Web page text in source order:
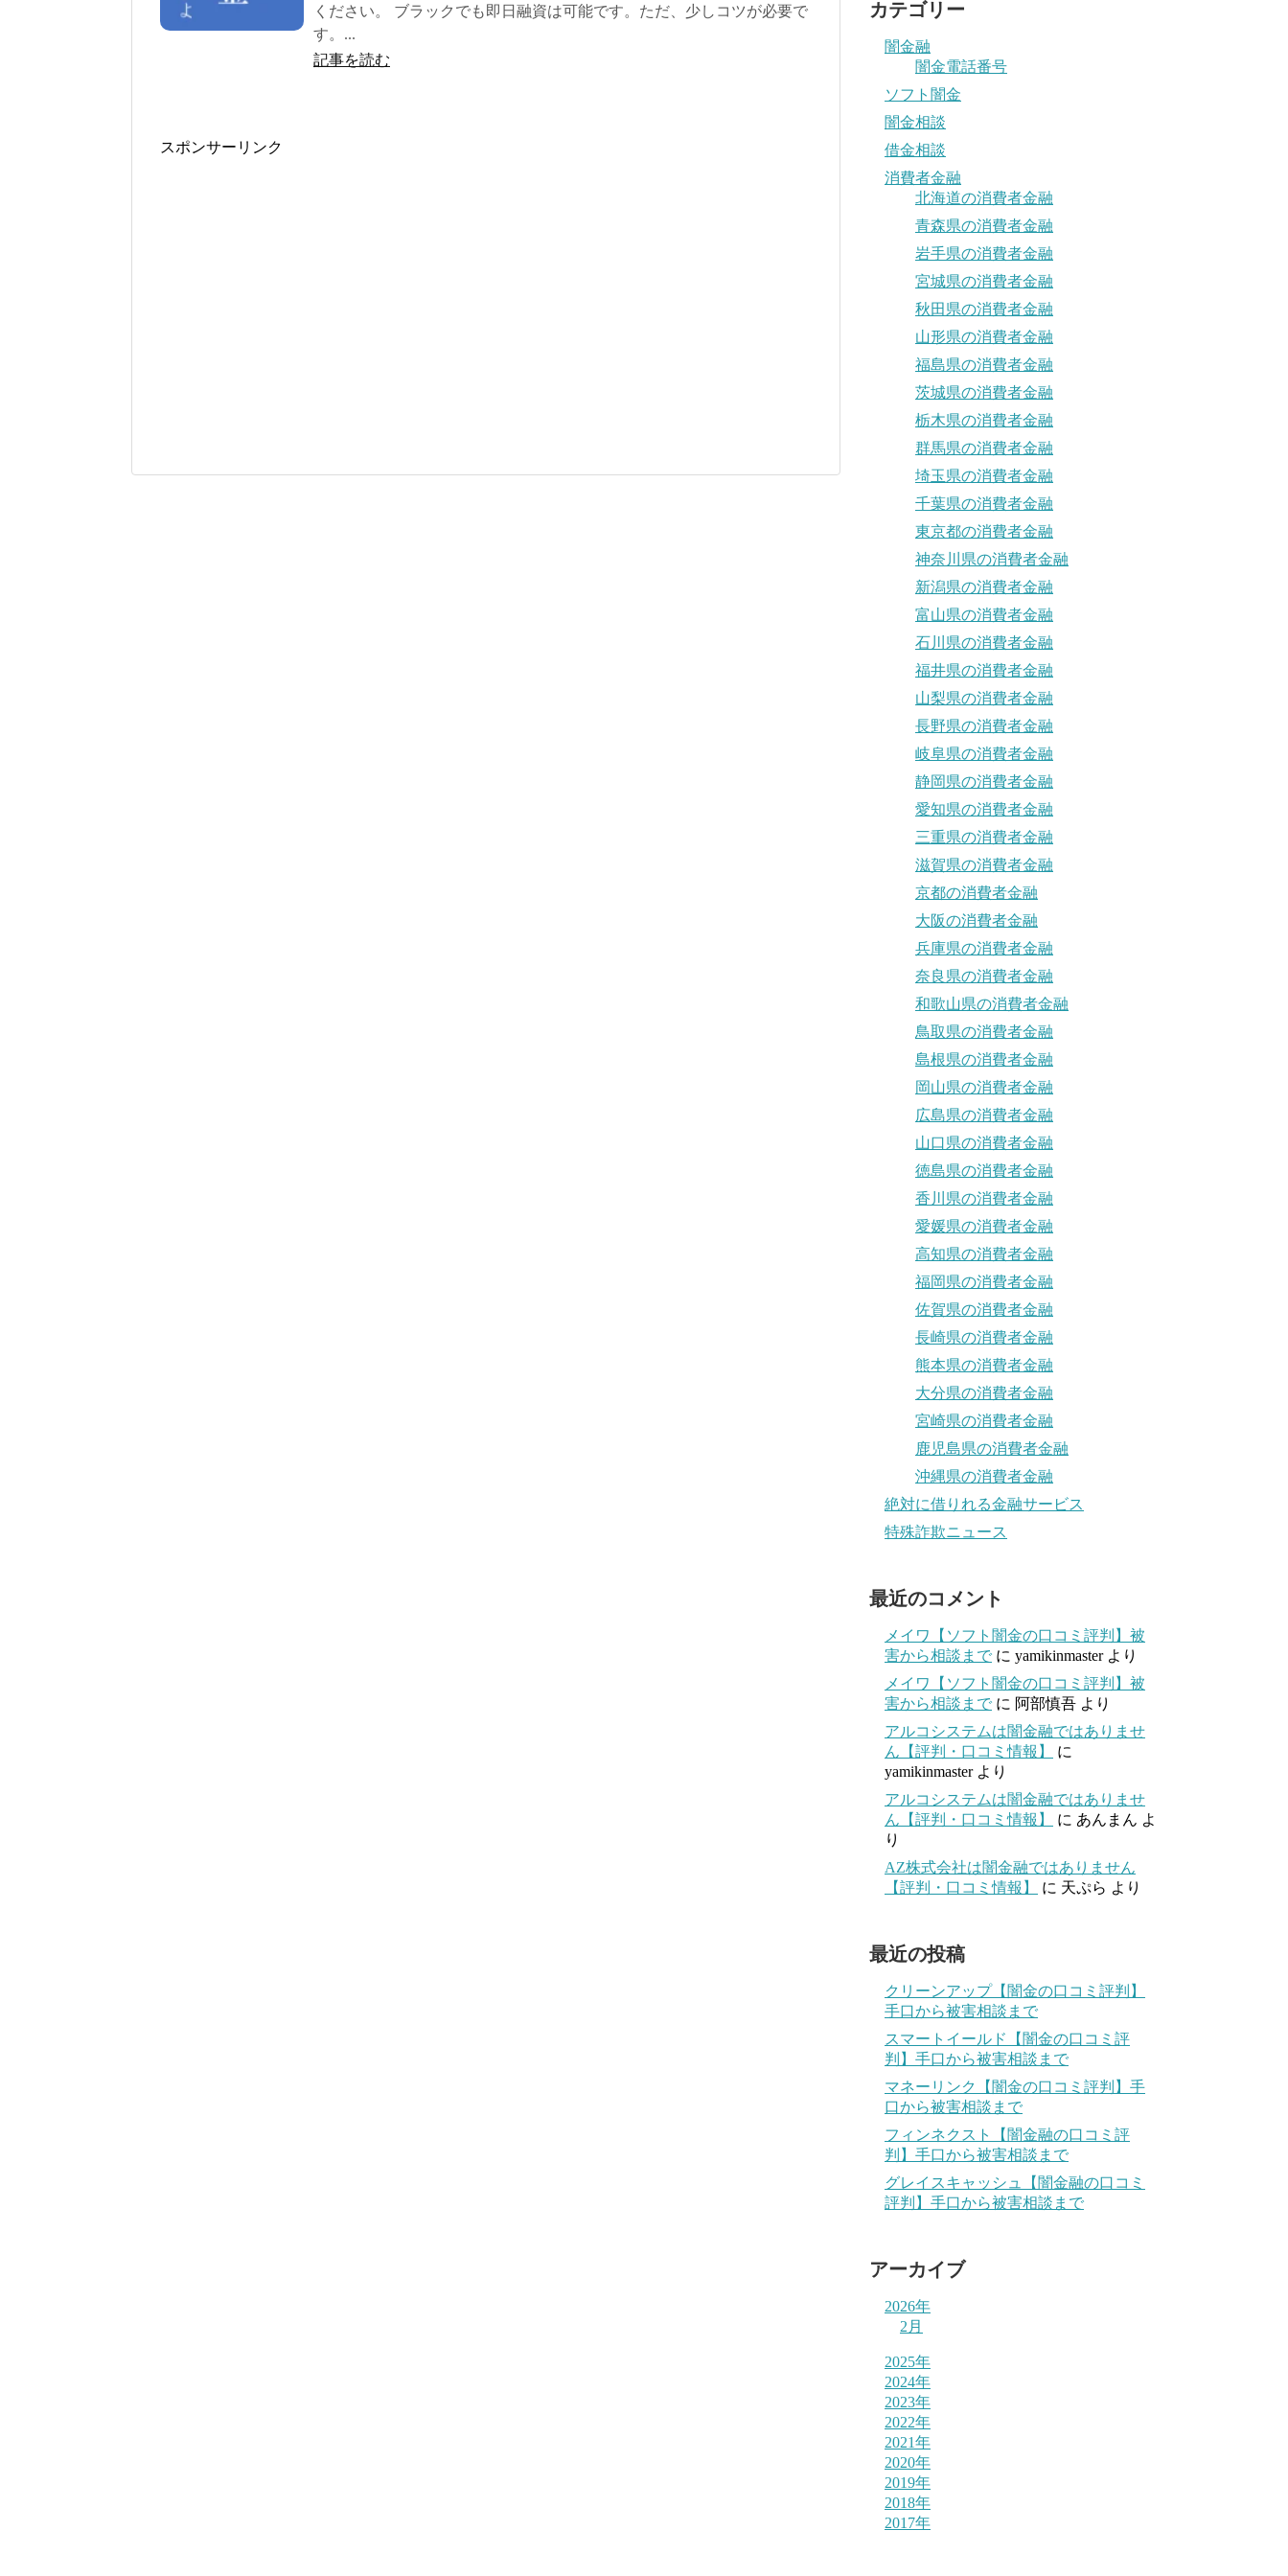
ください。 ブラックでも即日融資は可能です。ただ、少しコツが必要で
す。...
記事を読む
スポンサーリンク
カテゴリー
闇金融
闇金電話番号
ソフト闇金
闇金相談
借金相談
消費者金融
北海道の消費者金融
青森県の消費者金融
岩手県の消費者金融
宮城県の消費者金融
秋田県の消費者金融
山形県の消費者金融
福島県の消費者金融
茨城県の消費者金融
栃木県の消費者金融
群馬県の消費者金融
埼玉県の消費者金融
千葉県の消費者金融
東京都の消費者金融
神奈川県の消費者金融
新潟県の消費者金融
富山県の消費者金融
石川県の消費者金融
福井県の消費者金融
山梨県の消費者金融
長野県の消費者金融
岐阜県の消費者金融
静岡県の消費者金融
愛知県の消費者金融
三重県の消費者金融
滋賀県の消費者金融
京都の消費者金融
大阪の消費者金融
兵庫県の消費者金融
奈良県の消費者金融
和歌山県の消費者金融
鳥取県の消費者金融
島根県の消費者金融
岡山県の消費者金融
広島県の消費者金融
山口県の消費者金融
徳島県の消費者金融
香川県の消費者金融
愛媛県の消費者金融
高知県の消費者金融
福岡県の消費者金融
佐賀県の消費者金融
長崎県の消費者金融
熊本県の消費者金融
大分県の消費者金融
宮崎県の消費者金融
鹿児島県の消費者金融
沖縄県の消費者金融
絶対に借りれる金融サービス
特殊詐欺ニュース
最近のコメント
メイワ【ソフト闇金の口コミ評判】被
害から相談まで に yamikinmasterより
メイワ【ソフト闇金の口コミ評判】被
害から相談まで に 阿部慎吾 より
アルコシステムは闇金融ではありませ
ん【評判・口コミ情報】
に
yamikinmasterより
アルコシステムは闇金融ではありませ
ん【評判・口コミ情報】
に あんまん よ
り
AZ株式会社は闇金融ではありません
【評判・口コミ情報】
に 天ぷら より
最近の投稿
クリーンアップ【闇金の口コミ評判】
手口から被害相談まで
スマートイールド【闇金の口コミ評
判】手口から被害相談まで
マネーリンク【闇金の口コミ評判】手
口から被害相談まで
フィンネクスト【闇金融の口コミ評
判】手口から被害相談まで
グレイスキャッシュ【闇金融の口コミ
評判】手口から被害相談まで
アーカイブ
2026年
2月
2025年
2024年
2023年
2022年
2021年
2020年
2019年
2018年
2017年